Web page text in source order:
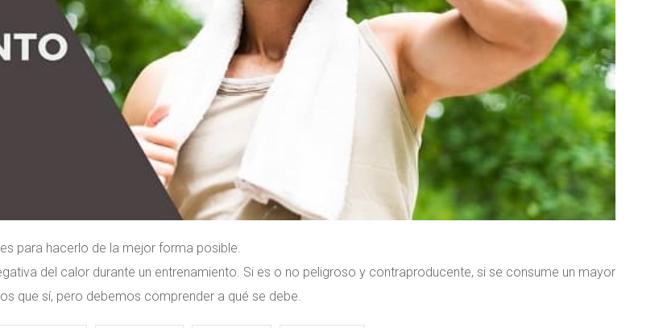
para hacerlo de la mejor forma posible.
del calor durante un entrenamiento. Si es o no peligroso y contraproducente, si se consume un mayor
que sí, pero debemos comprender a qué se debe.